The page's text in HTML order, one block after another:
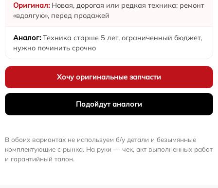
Новая, дорогая или редкая техника; ремонт
«вдолгую», перед продажей
Техника старше 5 лет, ограниченный бюджет,
нужно починить срочно
Хочу оригинальные запчасти
Подойдут аналоги
В обоих вариантах не используем б/у детали и безымянные
комплектующие с рынка. На руки — чек, акт выполненных работ
и гарантийный талон.